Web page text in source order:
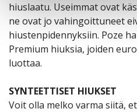
hiuslaatu. Useimmat ovat
ne ovat jo vahingoittuneet
hiustenpidennyksiin. Poze
Premium hiuksia, joiden
luottaa.
SYNTEETTISET HIUKSET
Voit olla melko varma siitä,